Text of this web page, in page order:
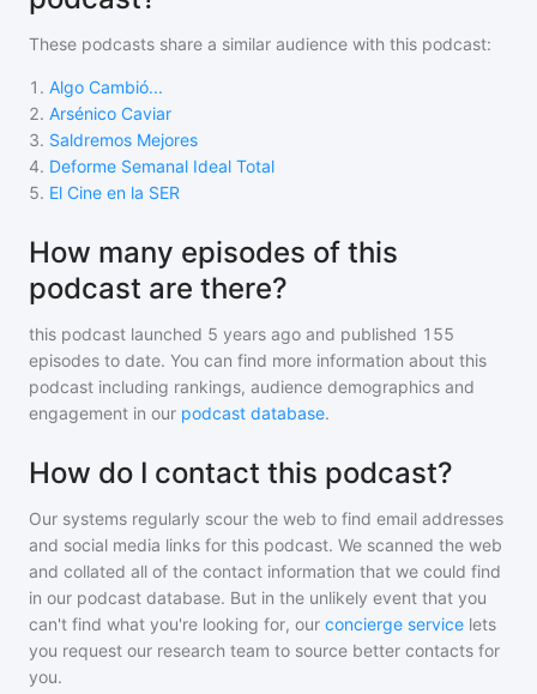
These podcasts share a similar audience with this podcast:
1 . Algo Cambió...
2. Arsénico Caviar
3. Saldremos Mejores
4. Deforme Semanal Ideal Total
5. El Cine en la SER
How many episodes of this
podcast are there?
this podcast launched 5 years ago and published 155
episodes to date. You can find more information about this
podcast including rankings, audience demographics and
engagement in our podcast database.
How do I contact this podcast?
Our systems regularly scour the web to find email addresses
and social media links for this podcast. We scanned the web
and collated all of the contact information that we could find
in our podcast database. But in the unlikely event that you
can't find what you're looking for, our concierge service lets
you request our research team to source better contacts for
you.